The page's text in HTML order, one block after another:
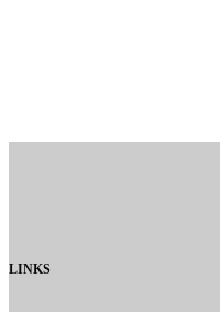
LINKS